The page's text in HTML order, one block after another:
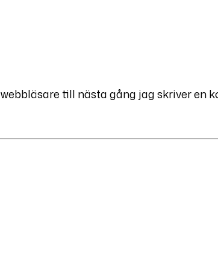
till nästa gång jag skriver en